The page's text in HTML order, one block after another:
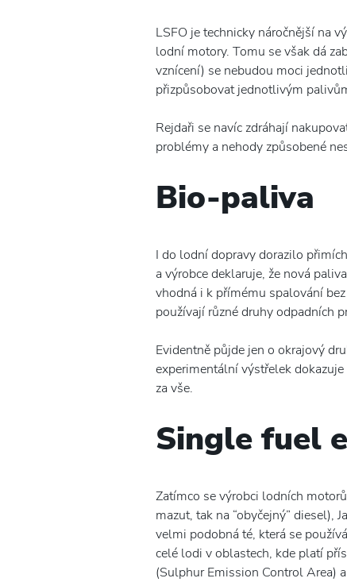
LSFO je technicky náročnější na
lodní motory. Tomu se však dá
vznícení) se nebudou moci
přizpůsobovat jednotlivým
Rejdaři se navíc zdráhají
problémy a nehody způsobené
Bio-paliva
I do lodní dopravy dorazilo
a výrobce deklaruje, že nová
vhodná i k přímému spalování
používají různé druhy odpadních
Evidentně půjde jen o okrajový
experimentální výstřelek
za vše.
Single fuel
Zatímco se výrobci lodních
mazut, tak na “obyčejný”
velmi podobná té, která se
celé lodi v oblastech, kde platí
(Sulphur Emission Control Area)